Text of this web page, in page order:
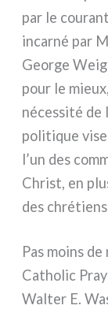
par le
incar­né par
George
pour le
néces­si­té de
poli­ti­que
l’un des
Christ, en
des chré­tiens
Pas moins
Catholic
Walter E.